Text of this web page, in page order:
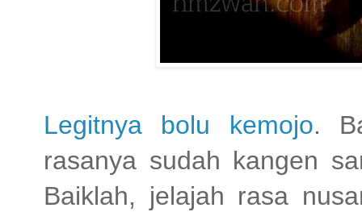
Legitnya bolu kemojo.
rasanya sudah kangen
Baiklah, jelajah rasa